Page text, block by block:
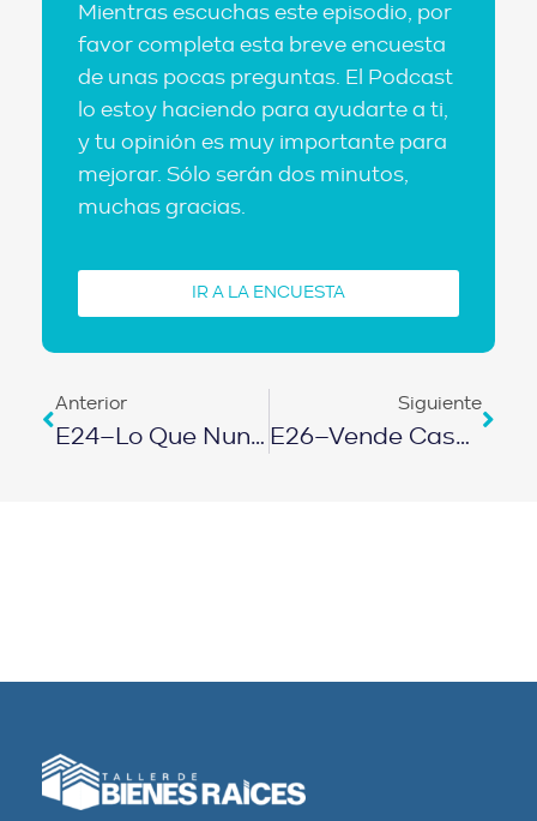
Mientras escuchas este episodio, por
favor completa esta breve encuesta
de unas pocas preguntas. El Podcast
lo estoy haciendo para ayudarte a ti,
y tu opinión es muy importante para
mejorar. Sólo serán dos minutos,
muchas gracias.
IR A LA ENCUESTA
Anterior
E24–Lo Que Nunca Conté Cuando Era Superman
Siguiente
E26–Vende Casas Desde Casa